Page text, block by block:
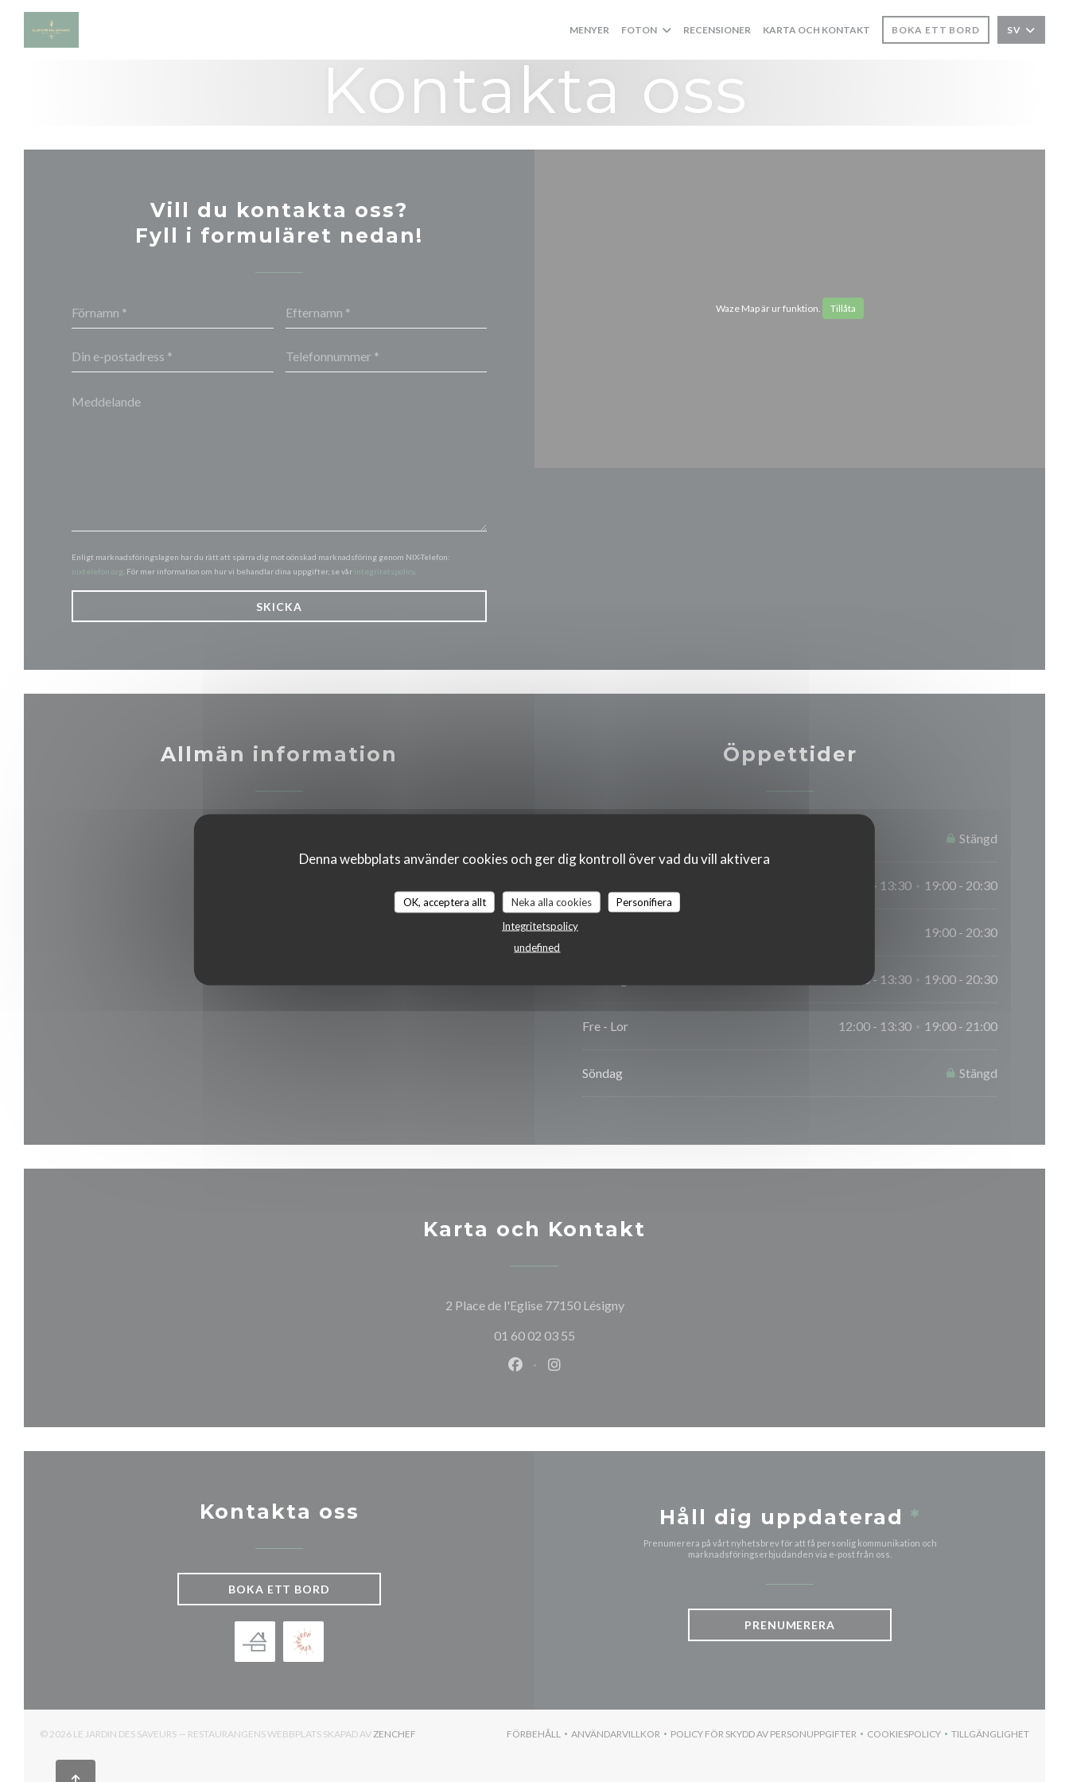
Cookie- hanteringspanel
Denna webbplats använder cookies och ger dig kontroll över vad du vill aktivera
OK, acceptera allt Neka alla cookies
Personifiera
Integritetspolicy
undefined
MENYER FOTON RECENSIONER KARTA OCH KONTAKT BOKA ETT BORD SV
Kontakta oss
Vill du kontakta oss?
Fyll i formuläret nedan!
Enligt marknadsföringslagen har du rätt att spärra dig mot oönskad marknadsföring genom NIX-Telefon:
nixtelefon.org . För mer information om hur vi behandlar dina uppgifter, se vår integritetspolicy.
Waze Map är ur funktion. Tillåta
Allmän information Öppettider
Stängd
12:00 - 13:30 • 19:00 - 20:30
19:00 - 20:30
12:00 - 13:30 • 19:00 - 20:30
Fre - Lor 12:00 - 13:30 • 19:00 - 21:00
Söndag Stängd
Karta och Kontakt
2 Place de l'Eglise 77150 Lésigny((öppnas i ett nytt fönster))
01 60 02 03 55
Facebook ((öppnas i ett nytt fönster))
Instagram ((öppnas i ett nytt fönster))
Kontakta oss
BOKA ETT BORD
Håll dig uppdaterad *
Prenumerera på vårt nyhetsbrev för att få personlig kommunikation och
marknadsföringserbjudanden via e-post från oss.
PRENUMERERA
© 2026 LE JARDIN DES SAVEURS — RESTAURANGENS WEBBPLATS SKAPAD AVZENCHEF ((ÖPPNAS I ETT NYTT FÖNSTER))
FÖRBEHÅLL
((ÖPPNAS I ETT NYTT FÖNSTER))
ANVÄNDARVILLKOR
((ÖPPNAS I ETT NYTT FÖNSTER))
POLICY FÖR SKYDD AV PERSONUPPGIFTER
((ÖPPNAS I ETT NYTT FÖNSTER))
COOKIESPOLICY
((ÖPPNAS I ETT NYTT FÖNSTER))
TILLGÄNGLIGHET
((ÖPPNAS I ETT